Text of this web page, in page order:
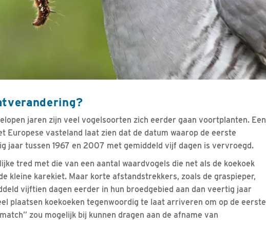
jaren zijn veel vogelsoorten zich eerder gaan voortplanten. Een
Europese vasteland laat zien dat de datum waarop de eerste
jaar tussen 1967 en 2007 met gemiddeld vijf dagen is vervroegd.
tred met die van een aantal waardvogels die net als de koekoek
kleine karekiet. Maar korte afstandstrekkers, zoals de graspieper,
vijftien dagen eerder in hun broedgebied aan dan veertig jaar
plaatsen koekoeken tegenwoordig te laat arriveren om op de eerste
zou mogelijk bij kunnen dragen aan de afname van